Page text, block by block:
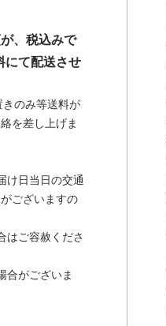
、税込みで
て配送させ
のみ等送料が
を差し上げま
け日当日の交通
ございますの
はご容赦くださ
合がございま